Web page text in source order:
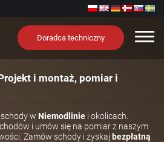
Doradca techniczny
i montaż, pomiar i
w Niemodlinie i okolicach.
i umów się na pomiar z naszym
Zamów schody i zyskaj bezpłatną